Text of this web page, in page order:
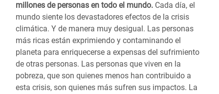
millones de personas en todo el mundo. Cada día, el
mundo siente los devastadores efectos de la crisis
climática. Y de manera muy desigual. Las personas
más ricas están exprimiendo y contaminando el
planeta para enriquecerse a expensas del sufrimiento
de otras personas. Las personas que viven en la
pobreza, que son quienes menos han contribuido a
esta crisis, son quienes más sufren sus impactos. La